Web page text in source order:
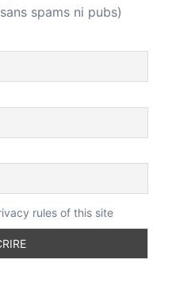
spams ni pubs)
rules of this site